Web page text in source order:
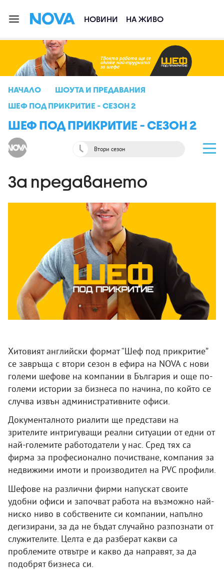
НОВИНИ НА ЖИВО
НАЧАЛО
ШОУТА И ПРЕДАВАНИЯ
ШЕФ ПОД ПРИКРИТИЕ - СЕЗОН 2
ШЕФ ПОД ПРИКРИТИЕ - СЕЗОН 2
Втори сезон
За предаването
Хитовият английски формат “Шеф под прикритие”
се завръща с втори сезон в ефира на NOVA с нови
големи шефове на компании в България и още по-
големи истории за бизнеса по начина, по който се
случва извън административните офиси.
Документалното риалити ще представи на
зрителите интригуващи реални ситуации от едни от
най-големите работодатели у нас. Сред тях са
фирма за професионално почистване, компания за
недвижими имоти и производител на PVC профили.
Шефове на различни фирми напускат своите
удобни офиси и започват работа на възможно най-
ниско ниво в собствените си компании, напълно
дегизирани, за да не бъдат случайно разпознати от
служителите. Целта е да разберат какви са
проблемите отвътре и какво да направят, за да
подобрят бизнеса си.